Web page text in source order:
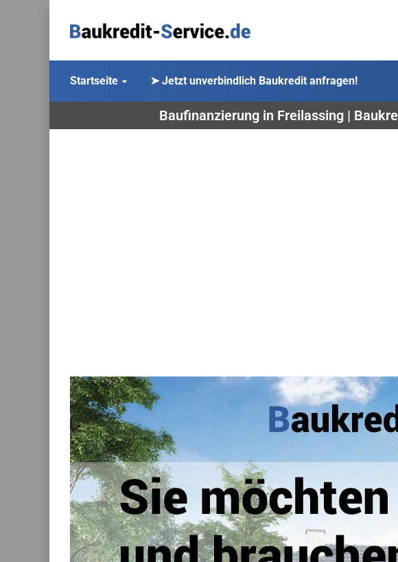
Startseite ➤ Jetzt unverbindlich Baukredit anfragen!
Baufinanzierung in Freilassing |